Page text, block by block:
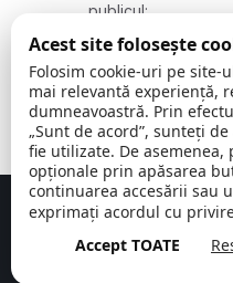
publicul:
08:00 -
16:30
, vineri:
08:00 -
14:00
Comuna Cerchezu © 2026
Concept realizat de Big
Acest site folosește
Folosim cookie-uri pe site-
mai relevantă experiență,
dumneavoastră. Prin
„Sunt de acord”, sunteți
fie utilizate. De
opționale prin apăsarea
continuarea accesării sau
exprimați acordul cu
Accept TOATE